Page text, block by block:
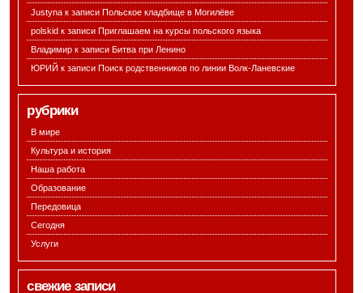
Justyna к записиПольское кладбище в Могилёве
polskid к записиПриглашаем на курсы польского языка
Владимир к записи Битва при Ленино
ЮРИЙ к записиПоиск родственников по линии Волк-Ланевские
рубрики
В мире
Культура и история
Наша работа
Образование
Передовица
Сегодня
Услуги
свежие записи